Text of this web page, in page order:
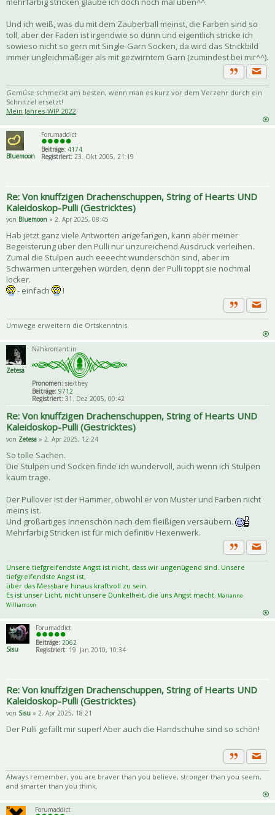
Und ich weiß, was du mit dem Zauberball meinst, die Farben sind so
toll, aber der Faden ist irgendwie so dünn und eigentlich stricke ich
sowieso nicht so gern mit Single-Garn Socken, da wird das Strickbild
immer ungleichmäßiger als mit gezwirntem Garn (zumindest bei mir^^).
Zitat
Gemüse schmeckt am besten, wenn man es kurz vor dem Verzehr durch ein
Schnitzel ersetzt!
Mein Jahres-WIP 2022
Bluemoon
Forumaddict
Beiträge: 4174
Registriert: 23. Okt 2005, 21:19
Re: Von knuffzigen Drachenschuppen, String of Hearts UND
Kaleidoskop-Pulli (Gestricktes)
von Bluemoon » 2. Apr 2025, 08:45
Hab jetzt ganz viele Antworten angefangen, kann aber meiner
Begeisterung über den Pulli nur unzureichend Ausdruck verleihen.
Zumal die Stulpen auch eeeecht wunderschön sind, aber im
Schwärmen untergehen würden, denn der Pulli toppt sie nochmal
locker.
- einfach
!
Zitat
Umwege erweitern die Ortskenntnis.
Zetesa
Nähkromant:in
Pronomen: sie/they
Beiträge: 9712
Registriert: 31. Dez 2005, 00:42
Re: Von knuffzigen Drachenschuppen, String of Hearts UND
Kaleidoskop-Pulli (Gestricktes)
von Zetesa » 2. Apr 2025, 12:24
So tolle Sachen.
Die Stulpen und Socken finde ich wundervoll, auch wenn ich Stulpen
kaum trage.
Der Pullover ist der Hammer, obwohl er von Muster und Farben nicht
meins ist.
Und großartiges Innenschön nach dem fleißigen versäubern.
Mehrfarbig Stricken ist für mich definitiv Hexenwerk.
Zitat
Unsere tiefgreifendste Angst ist nicht, dass wir ungenügend sind. Unsere
tiefgreifendste Angst ist,
über das Messbare hinaus kraftvoll zu sein.
Es ist unser Licht, nicht unsere Dunkelheit, die uns Angst macht. Marianne
Williamson
Sisu
Forumaddict
Beiträge: 2062
Registriert:19. Jan 2010, 10:34
Re: Von knuffzigen Drachenschuppen, String of Hearts UND
Kaleidoskop-Pulli (Gestricktes)
von Sisu » 2. Apr 2025, 18:21
Der Pulli gefällt mir super! Aber auch die Handschuhe sind so schön!
Zitat
Always remember, you are braver than you believe, stronger than you seem,
and smarter than you think.
Forumaddict